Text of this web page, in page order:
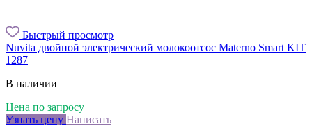
Быстрый просмотр
Nuvita двойной электрический молокоотсос Materno Smart KIT
1287
В наличии
Цена по запросу
Узнать цену Написать